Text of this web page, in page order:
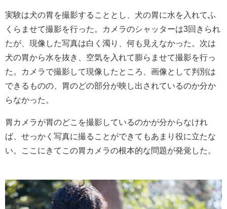
実験は犬の胃を撮影することとし、犬の胃に水を入れてふ
くらませて撮影を行った。カメラのシャッターは3回きられ
たが、現像した写真は白く濁り、何も見えなかった。次は
犬の胃から水を抜き、空気を入れて膨らませて撮影を行っ
た。カメラで撮影して現像したところ、画像として判別は
できるものの、胃のどの部分が映し出されているのか分か
らなかった。
胃カメラが胃のどこを撮影しているのかが分からなけれ
ば、せっかく写真に撮ることができてもあまり役に立たな
い。ここにきてこの胃カメラの根本的な問題が発覚した。